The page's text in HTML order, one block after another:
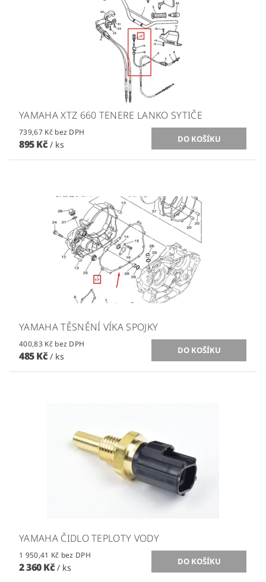
YAMAHA XTZ 660 TENERE LANKO SYTIČE
739,67 Kč bez DPH
895 Kč / ks
YAMAHA TĚSNĚNÍ VÍKA SPOJKY
400,83 Kč bez DPH
485 Kč / ks
YAMAHA ČIDLO TEPLOTY VODY
1 950,41 Kč bez DPH
2 360 Kč / ks